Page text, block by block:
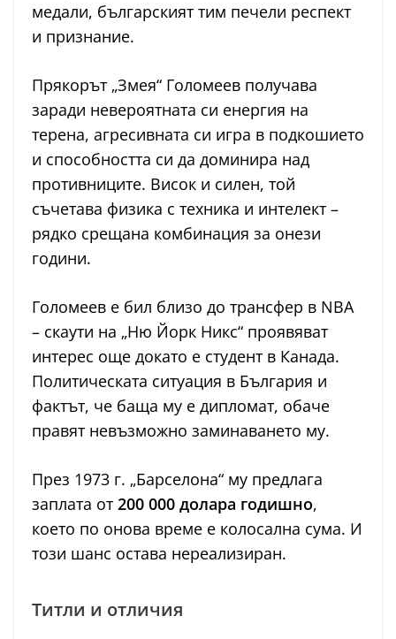
медали, българският тим печели респект
и признание.
Прякорът „Змея“ Голомеев получава
заради невероятната си енергия на
терена, агресивната си игра в подкошието
и способността си да доминира над
противниците. Висок и силен, той
съчетава физика с техника и интелект –
рядко срещана комбинация за онези
години.
Голомеев е бил близо до трансфер в NBA
– скаути на „Ню Йорк Никс“ проявяват
интерес още докато е студент в Канада.
Политическата ситуация в България и
фактът, че баща му е дипломат, обаче
правят невъзможно заминаването му.
През 1973 г. „Барселона“ му предлага
заплата от200 000 долара годишно,
което по онова време е колосална сума. И
този шанс остава нереализиран.
Титли и отличия